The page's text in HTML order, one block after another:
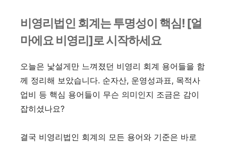
비영리법인 회계는 투명성이 핵심! [얼
마에요 비영리]로 시작하세요
오늘은 낯설게만 느껴졌던 비영리 회계 용어들을 함
께 정리해 보았습니다. 순자산, 운영성과표, 목적사
업비 등 핵심 용어들이 무슨 의미인지 조금은 감이
잡히셨나요?
결국 비영리법인 회계의 모든 용어와 기준은 바로